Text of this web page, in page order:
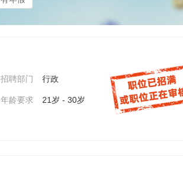
招聘部门 行政
年龄要求 21岁 - 30岁